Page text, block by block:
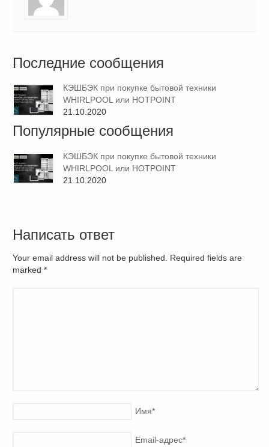
Последние сообщения
КЭШБЭК при покупке бытовой техники
WHIRLPOOL или HOTPOINT
21.10.2020
Популярные сообщения
КЭШБЭК при покупке бытовой техники
WHIRLPOOL или HOTPOINT
21.10.2020
Написать ответ
Your email address will not be published. Required fields are
marked*
Имя*
Email-адрес*